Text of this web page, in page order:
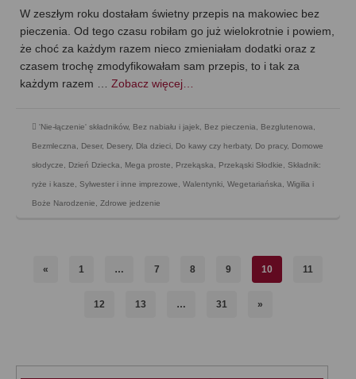
W zeszłym roku dostałam świetny przepis na makowiec bez
pieczenia. Od tego czasu robiłam go już wielokrotnie i powiem,
że choć za każdym razem nieco zmieniałam dodatki oraz z
czasem trochę zmodyfikowałam sam przepis, to i tak za
każdym razem … Zobacz więcej…
'Nie-łączenie' składników, Bez nabiału i jajek Bez pieczenia Bezglutenowa
Bezmleczna Deser, Desery, Dla dzieci Do kawy czy herbaty, Do pracy, Domowe
słodycze Dzień Dziecka Mega proste Przekąska Przekąski Słodkie Składnik:
ryże i kasze Sylwester i inne imprezowe Walentynki Wegetariańska Wigilia i
Boże Narodzenie Zdrowe jedzenie
« 1 … 7 8 9 10 11
12 13 … 31 »